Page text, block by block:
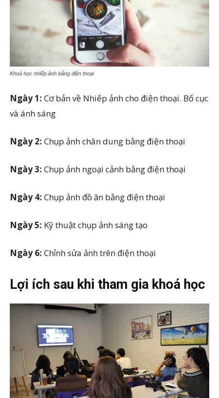
Khoá học nhiếp ảnh bằng điện thoại
Ngày 1: Cơ bản về Nhiếp ảnh cho điện thoại. Bố cục
và ánh sáng
Ngày 2: Chụp ảnh chân dung bằng điện thoại
Ngày 3: Chụp ảnh ngoại cảnh bằng điện thoại
Ngày 4: Chụp ảnh đồ ăn bằng điện thoại
Ngày 5: Kỹ thuật chụp ảnh sáng tạo
Ngày 6: Chỉnh sửa ảnh trên điện thoại
Lợi ích sau khi tham gia khoá học